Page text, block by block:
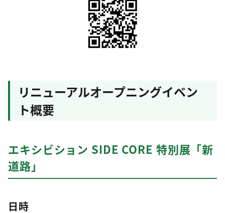
リニューアルオープニングイベン
ト概要
エキシビション SIDE CORE 特別展「新
道路」
日時